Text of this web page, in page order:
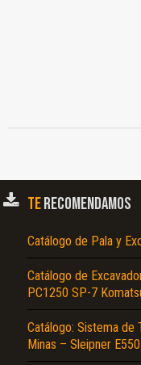
TERECOMENDAMOS
Catálogo de Pala y
Catálogo de
PC1250 SP-7
Catálogo: Sistema de
Minas – Sleipner E550
Texto o
No carga
Reportar